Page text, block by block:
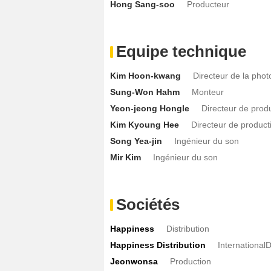
Hong Sang-soo Producteur
Equipe technique
Kim Hoon-kwang
Directeur de la
Sung-Won Hahm
Monteur
Yeon-jeong Hongle
Directeur de
Kim Kyoung Hee
Directeur de
Song Yea-jin
Ingénieur du son
Mir Kim
Ingénieur du son
Sociétés
Happiness
Distribution
Happiness Distribution
Jeonwonsa
Production